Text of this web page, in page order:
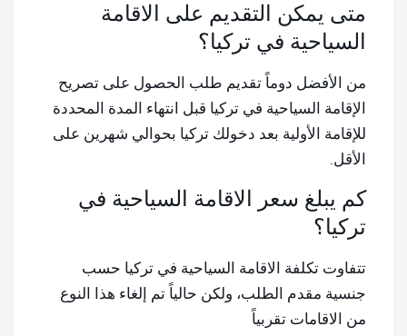
متى يمكن التقديم على الاقامة
السياحية في تركيا؟
من الأفضل دوماً تقديم طلب الحصول على تصريح
الإقامة السياحية في تركيا قبل انتهاء المدة المحددة
للإقامة الأولية بعد دخولك تركيا بحوالي شهرين على
الأقل.
كم يبلغ سعر الاقامة السياحية في
تركيا؟
تتفاوت تكلفة الاقامة السياحية في تركيا حسب
جنسية مقدم الطلب، ولكن حالياً تم إلغاء هذا النوع
من الاقامات تقربياً